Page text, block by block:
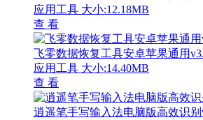
应用工具 大小:12.18MB
查 看
飞零数据恢复工具安卓苹果通用
应用工具 大小:14.40MB
查 看
逍遥笔手写输入法电脑版高效识别